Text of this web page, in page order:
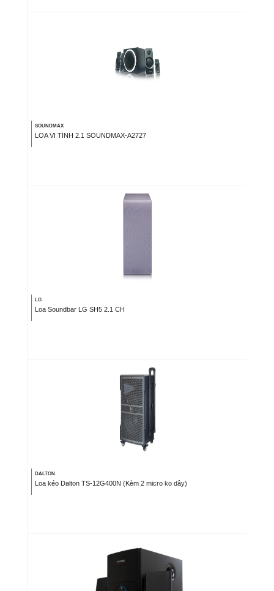
SOUNDMAX
LOA VI TÍNH 2.1 SOUNDMAX-A2727
LG
Loa Soundbar LG SH5 2.1 CH
DALTON
Loa kéo Dalton TS-12G400N (Kèm 2 micro ko dây)